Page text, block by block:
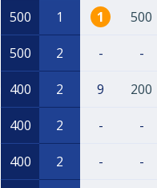
500 1 1 500
500 2 - -
400 2 9 200
400 2 - -
400 2 - -